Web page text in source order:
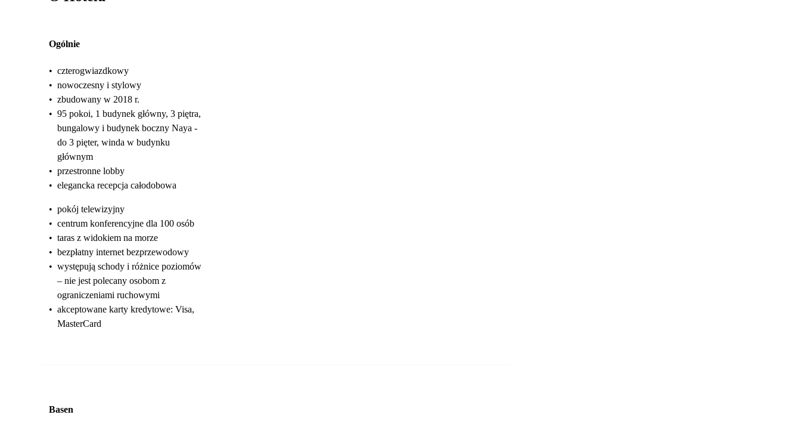
Ogólnie
• czterogwiazdkowy
• nowoczesny i stylowy
• zbudowany w 2018 r.
• 95 pokoi, 1 budynek główny, 3 piętra,
bungalowy i budynek boczny Naya -
do 3 pięter, winda w budynku
głównym
• przestronne lobby
• elegancka recepcja całodobowa
• pokój telewizyjny
• centrum konferencyjne dla 100 osób
• taras z widokiem na morze
• bezpłatny internet bezprzewodowy
• występują schody i różnice poziomów
– nie jest polecany osobom z
ograniczeniami ruchowymi
• akceptowane karty kredytowe: Visa,
MasterCard
Basen